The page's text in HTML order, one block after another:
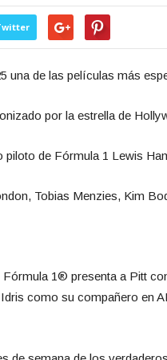
una de las películas más
por la estrella de
de Fórmula 1 Lewis
Tobias Menzies, Kim
1® presenta a Pitt
como su compañero en